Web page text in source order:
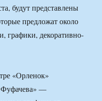
будут представлены
предложат около
графики, декоративно-
«Орленок»
Фуфачева» —